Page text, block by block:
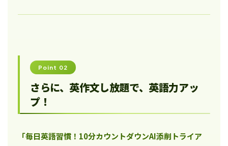
Point 02
さらに、英作文し放題で、英語力アッ
プ！
「毎日英語習慣！10分カウントダウンAI添削トライア